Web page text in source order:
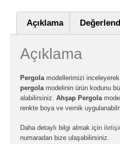
Açıklama
Açıklama
Pergola modellerimizi
pergola modelinin ürün kodunu
alabilirsiniz. Ahşap Pergola
renkte boya ve vernik
Daha detaylı bilgi almak için
numaradan bize ulaşabilirsiniz.